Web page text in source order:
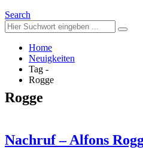
Search
Home
Neuigkeiten
Tag -
Rogge
Rogge
Nachruf – Alfons